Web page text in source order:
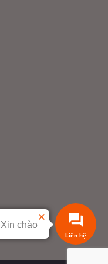
Liên hệ
Xin chào